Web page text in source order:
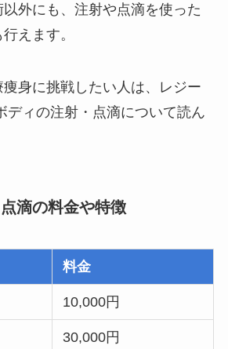
外にも、注射や点滴を使った
えます。
身に挑戦したい人は、レジー
ディの注射・点滴について読ん
滴の料金や特徴
料金
10,000円
30,000円